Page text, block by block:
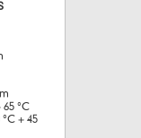
°C
+ 45